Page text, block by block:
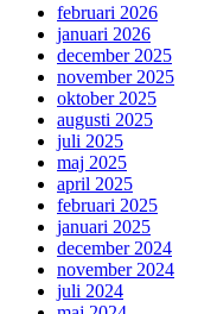
februari 2026
januari 2026
december 2025
november 2025
oktober 2025
augusti 2025
juli 2025
maj 2025
april 2025
februari 2025
januari 2025
december 2024
november 2024
juli 2024